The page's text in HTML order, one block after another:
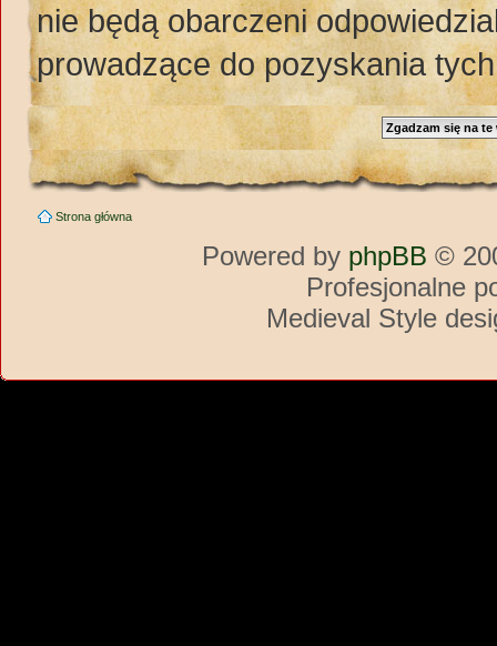
nie będą obarczeni
prowadzące do pozyskania
Strona główna
Powered by phpBB ©
Profesjonalne
Medieval Style